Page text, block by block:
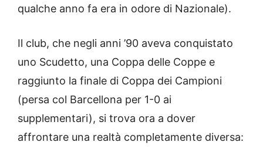
qualche anno fa era in odore di Nazionale).
Il club, che negli anni ’90 aveva conquistato
uno Scudetto, una Coppa delle Coppe e
raggiunto la finale di Coppa dei Campioni
(persa col Barcellona per 1-0 ai
supplementari), si trova ora a dover
affrontare una realtà completamente diversa: